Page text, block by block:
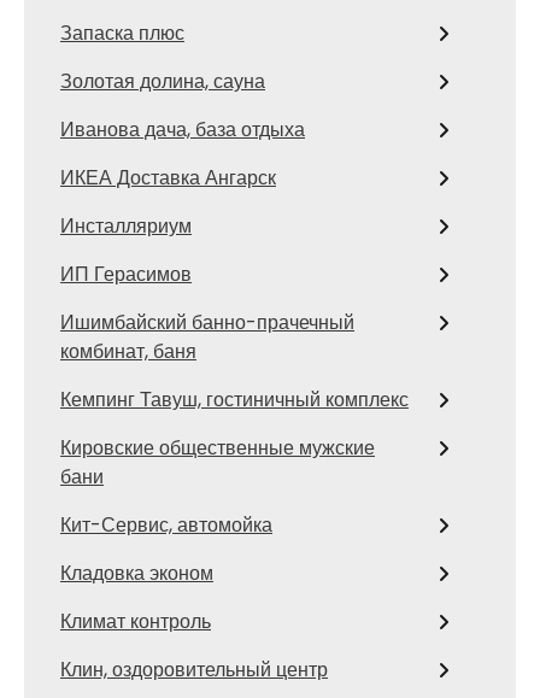
Запаска плюс
Золотая долина, сауна
Иванова дача, база отдыха
ИКЕА Доставка Ангарск
Инсталляриум
ИП Герасимов
Ишимбайский банно-прачечный
комбинат, баня
Кемпинг Тавуш, гостиничный комплекс
Кировские общественные мужские
бани
Кит-Сервис, автомойка
Кладовка эконом
Климат контроль
Клин, оздоровительный центр